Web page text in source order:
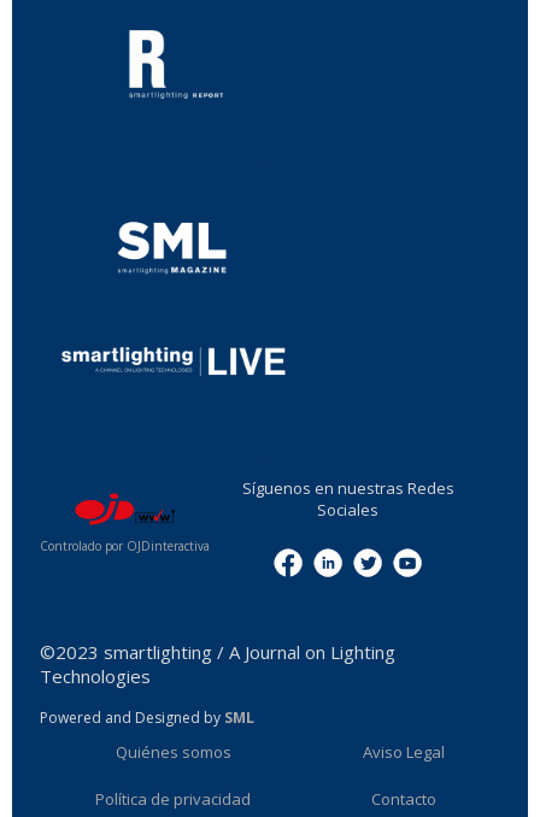
Controlado por OJDinteractiva
Síguenos en nuestras Redes
Sociales
©2023 smartlighting / A Journal on Lighting
Technologies
Powered and Designed by SML
Quiénes somos Aviso Legal
Política de privacidad Contacto